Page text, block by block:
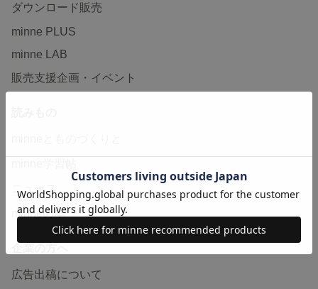
ダウンロード販売
minne PLUS
minne LAB
販売支援企画・イベント
ニュース
minneの本
広告出稿について